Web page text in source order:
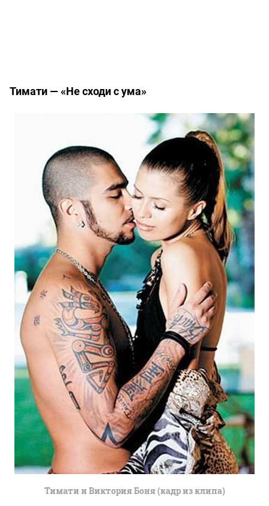
Тимати — «Не сходи с ума»
Тимати и Виктория Боня (кадр из клипа)